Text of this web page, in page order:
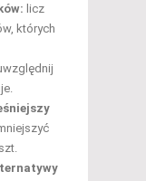
licz
których